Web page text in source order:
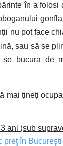
în a folosi
nu pot face
sau să se
bucura de
mai țineți
ani (sub
preţ în Bucureşti